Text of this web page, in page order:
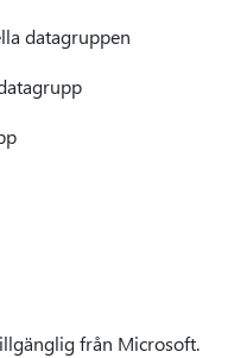
datagruppen
från Microsoft.